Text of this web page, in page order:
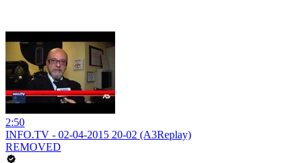
2:50
INFO.TV - 02-04-2015 20-02 (A3Replay)
REMOVED